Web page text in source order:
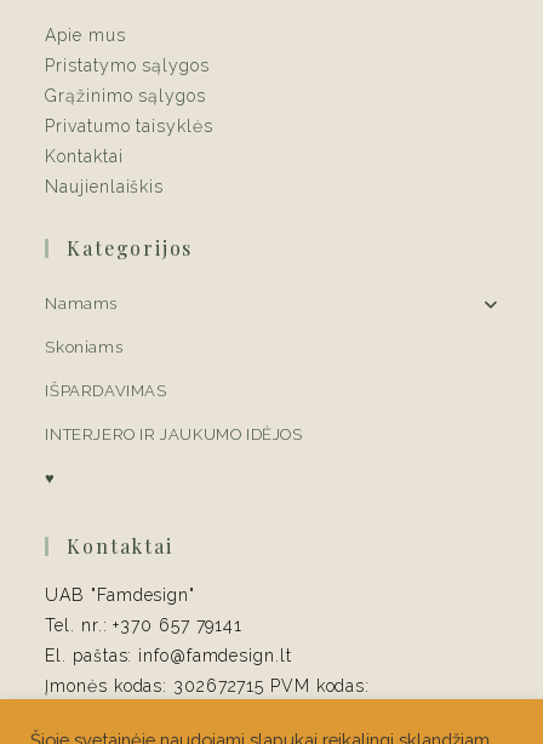
Apie mus
Pristatymo sąlygos
Grąžinimo sąlygos
Privatumo taisyklės
Kontaktai
Naujienlaiškis
Kategorijos
Namams
Skoniams
IŠPARDAVIMAS
INTERJERO IR JAUKUMO IDĖJOS
♥
Kontaktai
UAB "Famdesign"
Tel. nr.: +370 657 79141
El. paštas: info@famdesign.lt
Įmonės kodas: 302672715 PVM kodas:
Šioje svetainėje naudojami slapukai reikalingi sklandžiam